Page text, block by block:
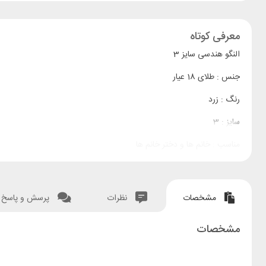
معرفی کوتاه
النگو هندسی سایز 3
جنس : طلای 18 عیار
رنگ : زرد
سایز : 3
مشخصات نظرات پرسش و پاسخ
مشخصات